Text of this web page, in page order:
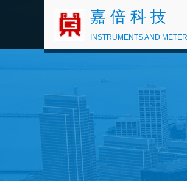
嘉 倍 科 技
INSTRUMENTS AND